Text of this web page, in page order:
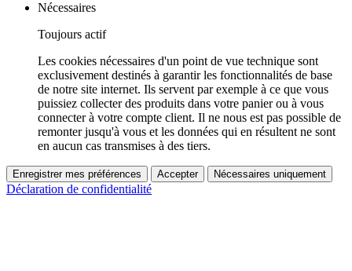
Nécessaires
Toujours actif
Les cookies nécessaires d'un point de vue technique sont
exclusivement destinés à garantir les fonctionnalités de base
de notre site internet. Ils servent par exemple à ce que vous
puissiez collecter des produits dans votre panier ou à vous
connecter à votre compte client. Il ne nous est pas possible de
remonter jusqu'à vous et les données qui en résultent ne sont
en aucun cas transmises à des tiers.
Enregistrer mes préférences Accepter Nécessaires uniquement
Déclaration de confidentialité